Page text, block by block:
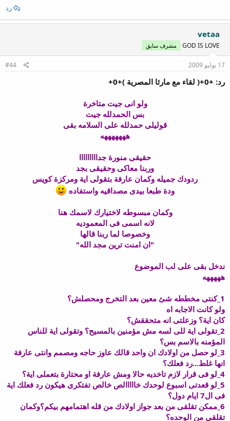
رد
vetaa
GOD IS LOVE مشرف سابق
17 يوليو 2009 #44
رد: +0+( لقاء مع مارثا المصرية )+0+
ولو انى جيت متاخرة
بس الحمدلله جيت
قوليلى حمدلله على السلامه بقى
هههههههه
حقيقى منورة جدااااااااا
وربنا معاكى وحقيقى بجد
ردودك جميله وكمان عارفة بتقولى اية ومركزة كويس
ودة طبعا بيدى مصداقيه واستفاده
وكمان مبسوطه لاختيارك لاسمك هنا
لانه اسمى فى المعموديه
وخصوصا لما ربنا قالها
"ان امنت ترين مجد الله"
ندخل بقى على لب الموضوع
هههههه
1_كنتى مخططه شئ معين بعد التخرج ومحصلش؟
ولو كانت الاجابه اه
كان اية؟ وزعلتى انه متحققش؟
2_تقولى اية للى لسه مش مؤمنين بالمسيح؟ وتقولى اية للناس
المؤمنه بالاسم بس؟
3_لو حصل من اولادك ان واحد قالك عاوز حاجه ومصمم وانتى عارفة
انها غلط...رد فعلك؟
4_لو فى قرار لازم تاخديه حالا ومش عارفة او محتارة بتعملى اية؟
5_لو قعدتى اسبوع لوحدك خااااالص خالص تفتكرى هيكون رد فعلك اية
فى ال7 ايام دول؟
6_ممكن تقلقى من بعد جواز اولادك من قله اهتمامهم بيكم؟وكمان
تقلقى من الوحده؟